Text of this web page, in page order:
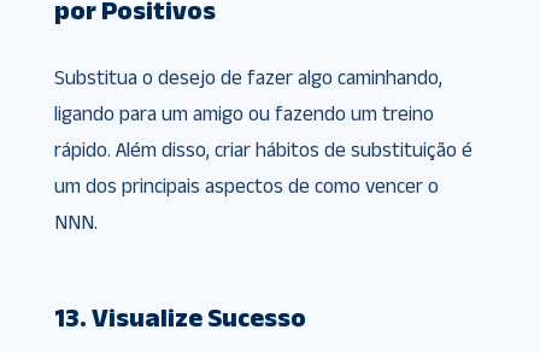
por Positivos
Substitua o desejo de fazer algo caminhando,
ligando para um amigo ou fazendo um treino
rápido. Além disso, criar hábitos de substituição é
um dos principais aspectos de como vencer o
NNN.
13. Visualize Sucesso